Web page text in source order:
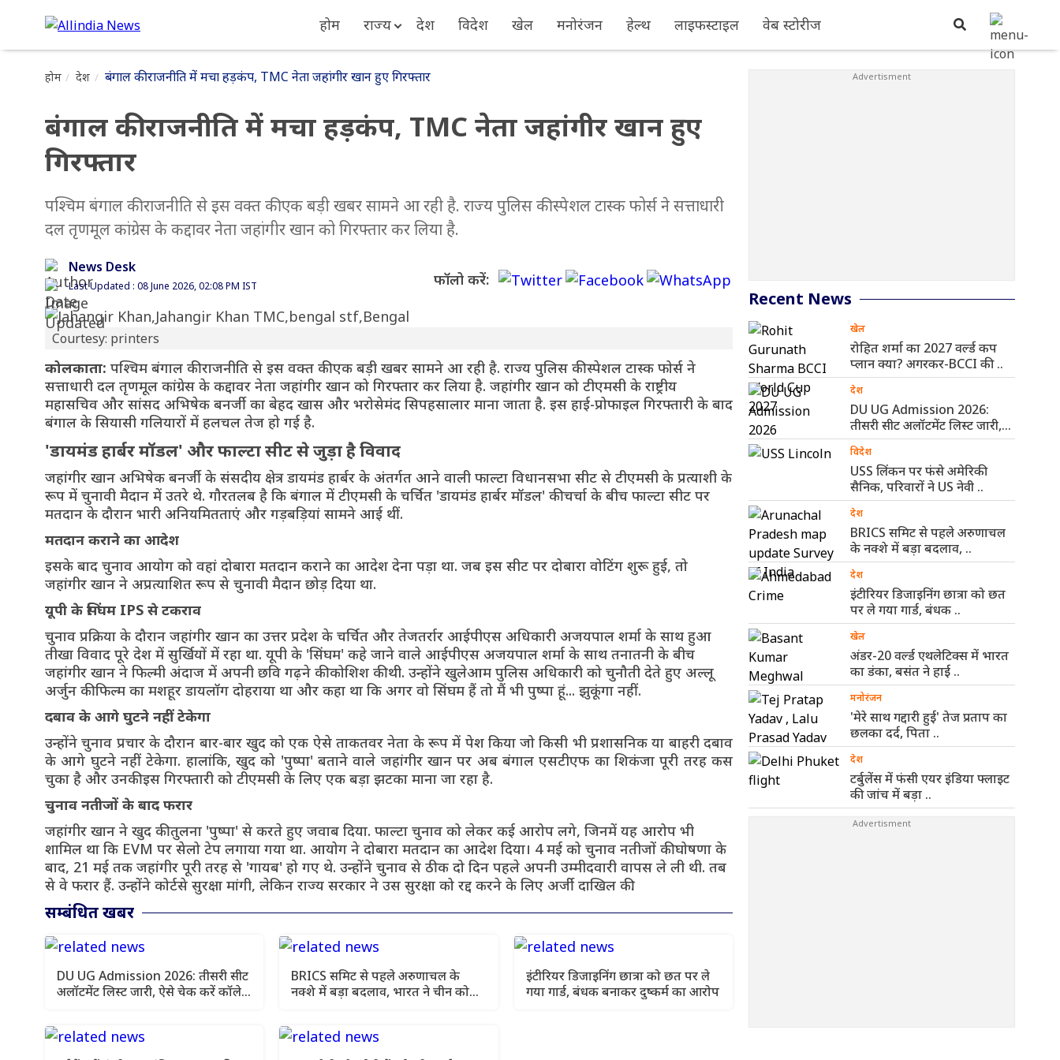
होम राज्य देश विदेश खेल मनोरंजन हेल्थ लाइफस्टाइल वेब स्टोरीज
होम देश बंगाल की राजनीति में मचा हड़कंप, TMC नेता जहांगीर खान हुए गिरफ्तार
बंगाल की राजनीति में मचा हड़कंप, TMC नेता जहांगीर खान हुए
गिरफ्तार
पश्चिम बंगाल की राजनीति से इस वक्त की एक बड़ी खबर सामने आ रही है. राज्य पुलिस की स्पेशल टास्क फोर्स ने सत्ताधारी
दल तृणमूल कांग्रेस के कद्दावर नेता जहांगीर खान को गिरफ्तार कर लिया है.
News Desk
Last Updated : 08 June 2026, 02:08 PM IST फॉलो करें:
Courtesy: printers
कोलकाता: पश्चिम बंगाल की राजनीति से इस वक्त की एक बड़ी खबर सामने आ रही है. राज्य पुलिस की स्पेशल टास्क फोर्स ने
सत्ताधारी दल तृणमूल कांग्रेस के कद्दावर नेता जहांगीर खान को गिरफ्तार कर लिया है. जहांगीर खान को टीएमसी के राष्ट्रीय
महासचिव और सांसद अभिषेक बनर्जी का बेहद खास और भरोसेमंद सिपहसालार माना जाता है. इस हाई-प्रोफाइल गिरफ्तारी के बाद
बंगाल के सियासी गलियारों में हलचल तेज हो गई है.
'डायमंड हार्बर मॉडल' और फाल्टा सीट से जुड़ा है विवाद
जहांगीर खान अभिषेक बनर्जी के संसदीय क्षेत्र डायमंड हार्बर के अंतर्गत आने वाली फाल्टा विधानसभा सीट से टीएमसी के प्रत्याशी के
रूप में चुनावी मैदान में उतरे थे. गौरतलब है कि बंगाल में टीएमसी के चर्चित 'डायमंड हार्बर मॉडल' की चर्चा के बीच फाल्टा सीट पर
मतदान के दौरान भारी अनियमितताएं और गड़बड़ियां सामने आई थीं.
मतदान कराने का आदेश
इसके बाद चुनाव आयोग को वहां दोबारा मतदान कराने का आदेश देना पड़ा था. जब इस सीट पर दोबारा वोटिंग शुरू हुई, तो
जहांगीर खान ने अप्रत्याशित रूप से चुनावी मैदान छोड़ दिया था.
यूपी के सिंघम IPS से टकराव
चुनाव प्रक्रिया के दौरान जहांगीर खान का उत्तर प्रदेश के चर्चित और तेजतर्रार आईपीएस अधिकारी अजयपाल शर्मा के साथ हुआ
तीखा विवाद पूरे देश में सुर्खियों में रहा था. यूपी के 'सिंघम' कहे जाने वाले आईपीएस अजयपाल शर्मा के साथ तनातनी के बीच
जहांगीर खान ने फिल्मी अंदाज में अपनी छवि गढ़ने की कोशिश की थी. उन्होंने खुलेआम पुलिस अधिकारी को चुनौती देते हुए अल्लू
अर्जुन की फिल्म का मशहूर डायलॉग दोहराया था और कहा था कि अगर वो सिंघम हैं तो मैं भी पुष्पा हूं... झुकूंगा नहीं.
दबाव के आगे घुटने नहीं टेकेगा
उन्होंने चुनाव प्रचार के दौरान बार-बार खुद को एक ऐसे ताकतवर नेता के रूप में पेश किया जो किसी भी प्रशासनिक या बाहरी दबाव
के आगे घुटने नहीं टेकेगा. हालांकि, खुद को 'पुष्पा' बताने वाले जहांगीर खान पर अब बंगाल एसटीएफ का शिकंजा पूरी तरह कस
चुका है और उनकी इस गिरफ्तारी को टीएमसी के लिए एक बड़ा झटका माना जा रहा है.
चुनाव नतीजों के बाद फरार
जहांगीर खान ने खुद की तुलना 'पुष्पा' से करते हुए जवाब दिया. फाल्टा चुनाव को लेकर कई आरोप लगे, जिनमें यह आरोप भी
शामिल था कि EVM पर सेलो टेप लगाया गया था. आयोग ने दोबारा मतदान का आदेश दिया। 4 मई को चुनाव नतीजों की घोषणा के
बाद, 21 मई तक जहांगीर पूरी तरह से 'गायब' हो गए थे. उन्होंने चुनाव से ठीक दो दिन पहले अपनी उम्मीदवारी वापस ले ली थी. तब
से वे फरार हैं. उन्होंने कोर्टसे सुरक्षा मांगी, लेकिन राज्य सरकार ने उस सुरक्षा को रद्द करने के लिए अर्जी दाखिल की.
सम्बंधित खबर
DU UG Admission 2026: तीसरी सीट
अलॉटमेंट लिस्ट जारी, ऐसे चेक करें कॉलेज
BRICS समिट से पहले अरुणाचल के
नक्शे में बड़ा बदलाव, भारत ने चीन को
इंटीरियर डिजाइनिंग छात्रा को छत पर ले
गया गार्ड, बंधक बनाकर दुष्कर्म का आरोप
Recent News
खेल
रोहित शर्मा का 2027 वर्ल्ड कप
प्लान क्या? अगरकर-BCCI की ..
देश
DU UG Admission 2026:
तीसरी सीट अलॉटमेंट लिस्ट जारी,
ऐसे ..
विदेश
USS लिंकन पर फंसे अमेरिकी
सैनिक, परिवारों ने US नेवी ..
देश
BRICS समिट से पहले अरुणाचल
के नक्शे में बड़ा बदलाव, ..
देश
इंटीरियर डिजाइनिंग छात्रा को छत
पर ले गया गार्ड, बंधक ..
खेल
अंडर-20 वर्ल्ड एथलेटिक्स में भारत
का डंका, बसंत ने हाई ..
मनोरंजन
'मेरे साथ गद्दारी हुई' तेज प्रताप का
छलका दर्द, पिता ..
देश
टर्बुलेंस में फंसी एयर इंडिया फ्लाइट
की जांच में बड़ा ..